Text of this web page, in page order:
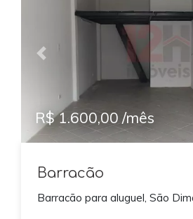
Previous
R$ 1.600,00 /mês
Barracão
Barracão para aluguel, São